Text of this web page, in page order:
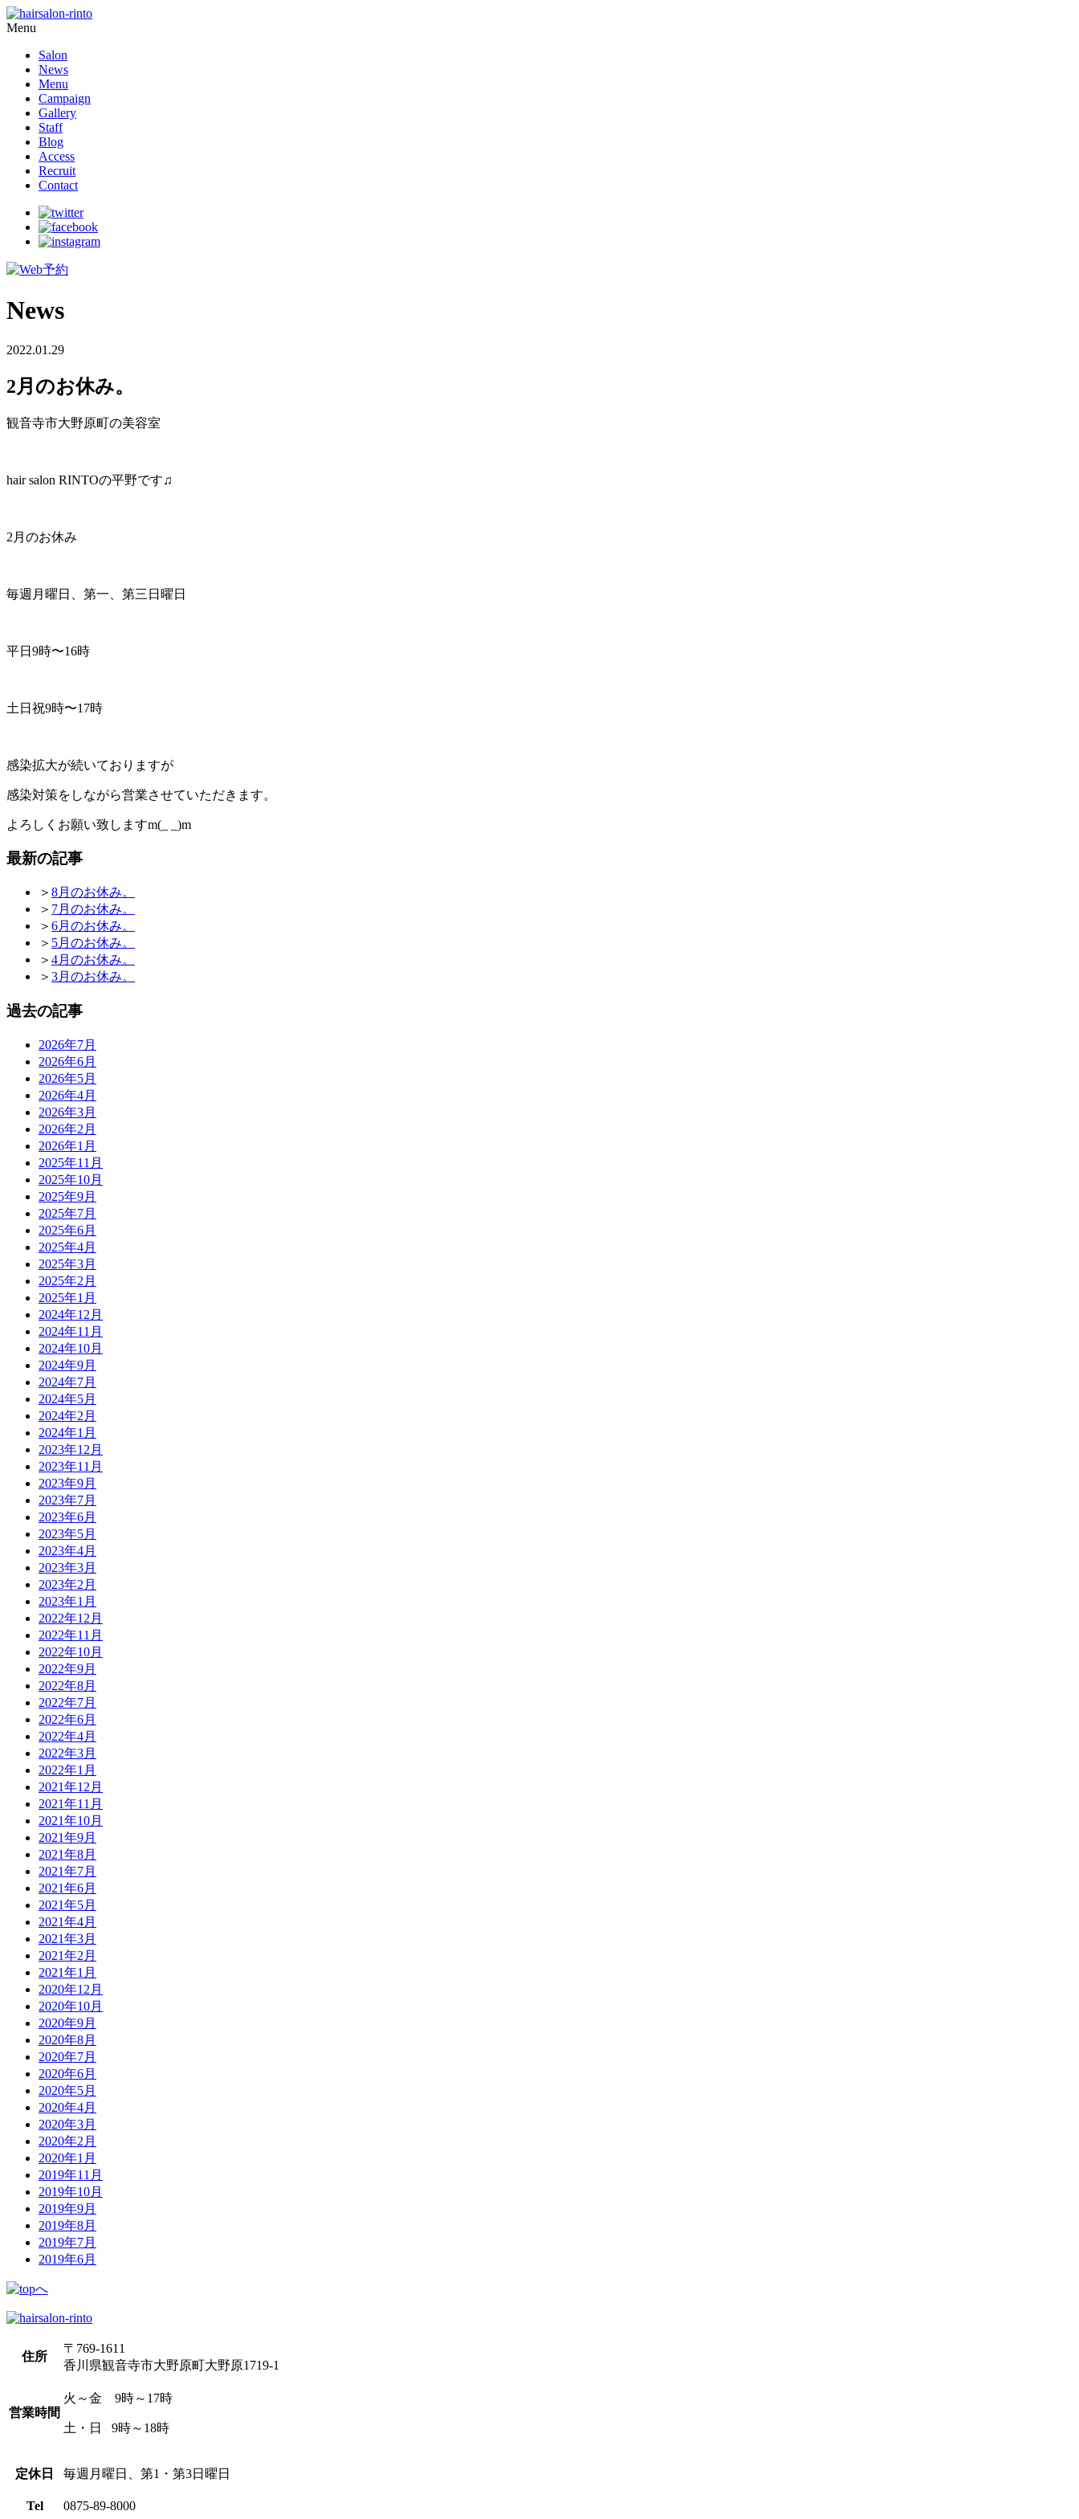
Menu
Salon
News
Menu
Campaign
Gallery
Staff
Blog
Access
Recruit
Contact
News
2022.01.29
2月のお休み。
観音寺市大野原町の美容室
hair salon RINTOの平野です♫
2月のお休み
毎週月曜日、第一、第三日曜日
平日9時〜16時
土日祝9時〜17時
感染拡大が続いておりますが
感染対策をしながら営業させていただきます。
よろしくお願い致しますm(_ _)m
最新の記事
＞ 8月のお休み。
＞ 7月のお休み。
＞ 6月のお休み。
＞ 5月のお休み。
＞ 4月のお休み。
＞ 3月のお休み。
過去の記事
2026年7月
2026年6月
2026年5月
2026年4月
2026年3月
2026年2月
2026年1月
2025年11月
2025年10月
2025年9月
2025年7月
2025年6月
2025年4月
2025年3月
2025年2月
2025年1月
2024年12月
2024年11月
2024年10月
2024年9月
2024年7月
2024年5月
2024年2月
2024年1月
2023年12月
2023年11月
2023年9月
2023年7月
2023年6月
2023年5月
2023年4月
2023年3月
2023年2月
2023年1月
2022年12月
2022年11月
2022年10月
2022年9月
2022年8月
2022年7月
2022年6月
2022年4月
2022年3月
2022年1月
2021年12月
2021年11月
2021年10月
2021年9月
2021年8月
2021年7月
2021年6月
2021年5月
2021年4月
2021年3月
2021年2月
2021年1月
2020年12月
2020年10月
2020年9月
2020年8月
2020年7月
2020年6月
2020年5月
2020年4月
2020年3月
2020年2月
2020年1月
2019年11月
2019年10月
2019年9月
2019年8月
2019年7月
2019年6月
住所
〒769-1611
香川県観音寺市大野原町大野原1719-1
営業時間
火～金 9時～17時
土・日 9時～18時
定休日 毎週月曜日、第1・第3日曜日
Tel 0875-89-8000